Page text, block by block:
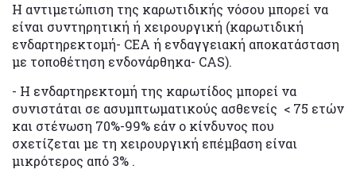
Η αντιμετώπιση της καρωτιδικής νόσου μπορεί να
είναι συντηρητική ή χειρουργική (καρωτιδική
ενδαρτηρεκτομή- CEA ή ενδαγγειακή αποκατάσταση
με τοποθέτηση ενδονάρθηκα- CAS).
- Η ενδαρτηρεκτομή της καρωτίδος μπορεί να
συνιστάται σε ασυμπτωματικούς ασθενείς < 75 ετών
και στένωση 70%-99% εάν ο κίνδυνος που
σχετίζεται με τη χειρουργική επέμβαση είναι
μικρότερος από 3% .